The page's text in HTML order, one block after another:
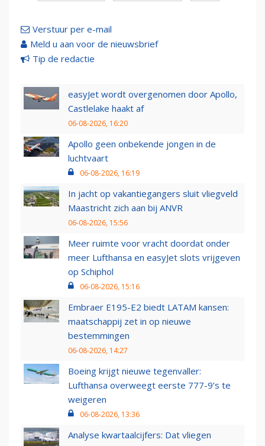
Verstuur per e-mail
Meld u aan voor de nieuwsbrief
Tip de redactie
easyJet wordt overgenomen door Apollo,
Castlelake haakt af
06-08-2026, 16:20
Apollo geen onbekende jongen in de
luchtvaart
06-08-2026, 16:19
In jacht op vakantiegangers sluit vliegveld
Maastricht zich aan bij ANVR
06-08-2026, 15:56
Meer ruimte voor vracht doordat onder
meer Lufthansa en easyJet slots vrijgeven
op Schiphol
06-08-2026, 15:16
Embraer E195-E2 biedt LATAM kansen:
maatschappij zet in op nieuwe
bestemmingen
06-08-2026, 14:27
Boeing krijgt nieuwe tegenvaller:
Lufthansa overweegt eerste 777-9’s te
weigeren
06-08-2026, 13:36
Analyse kwartaalcijfers: Dat vliegen